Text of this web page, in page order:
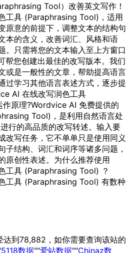
Tool）改善英文写作！
工具 (Paraphrasing Tool)，适用
原意的前提下，调整文本的结构句
本的含义，改善词汇、风格和语
。只需将您的文本输入至上方窗口
帮您创建出最佳的改写版本。我们
或是一般性的文章，帮助提高语言
过学习其他语言表述方式，逐步提
AI 在线改写润色工具
原理?Wordvice AI 免费提供的
Tool)，是利用自然语言处
行的高品质的改写转述。输入要
改写任务，它不单单只是使用同义
子结构、词汇和词序等诸多问题，
原创性表述。为什么推荐使用
工具 (Paraphrasing Tool) ？
工具 (Paraphrasing Tool) 有数种
到78,882，如你需要查询该站的
5118数据""爱站数据""Chinaz数